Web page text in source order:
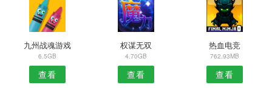
九州战魂游戏
6.5GB
查看
权谋无双
4.70GB
查看
热血电竞
762.93MB
查看